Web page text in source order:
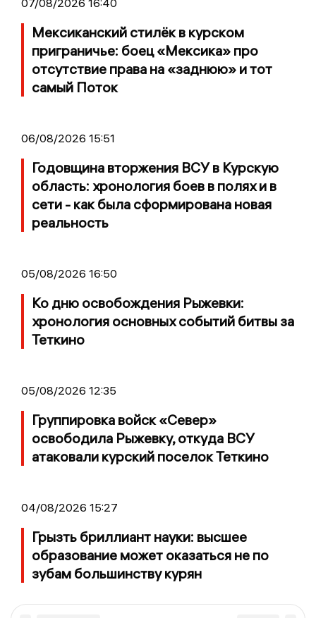
Мексиканский стилёк в курском
приграничье: боец «Мексика» про
отсутствие права на «заднюю» и тот
самый Поток
06/08/2026 15:51
Годовщина вторжения ВСУ в Курскую
область: хронология боев в полях и в
сети - как была сформирована новая
реальность
05/08/2026 16:50
Ко дню освобождения Рыжевки:
хронология основных событий битвы за
Теткино
05/08/2026 12:35
Группировка войск «Север»
освободила Рыжевку, откуда ВСУ
атаковали курский поселок Теткино
04/08/2026 15:27
Грызть бриллиант науки: высшее
образование может оказаться не по
зубам большинству курян